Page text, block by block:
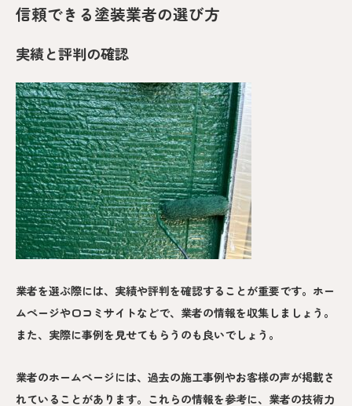
信頼できる塗装業者の選び方
実績と評判の確認
業者を選ぶ際には、実績や評判を確認することが重要です。ホー
ムページや口コミサイトなどで、業者の情報を収集しましょう。
また、実際に事例を見せてもらうのも良いでしょう。
業者のホームページには、過去の施工事例やお客様の声が掲載さ
れていることがあります。これらの情報を参考に、業者の技術力